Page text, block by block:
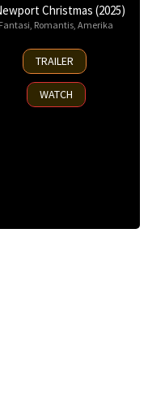
Christmas (2025)
Fantasi, Romantis, Amerika
2
Nov
2025
TRAILER
WATCH